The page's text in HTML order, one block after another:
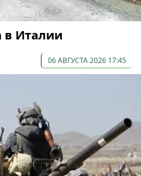
Италии
06 АВГУСТА 2026 17:45